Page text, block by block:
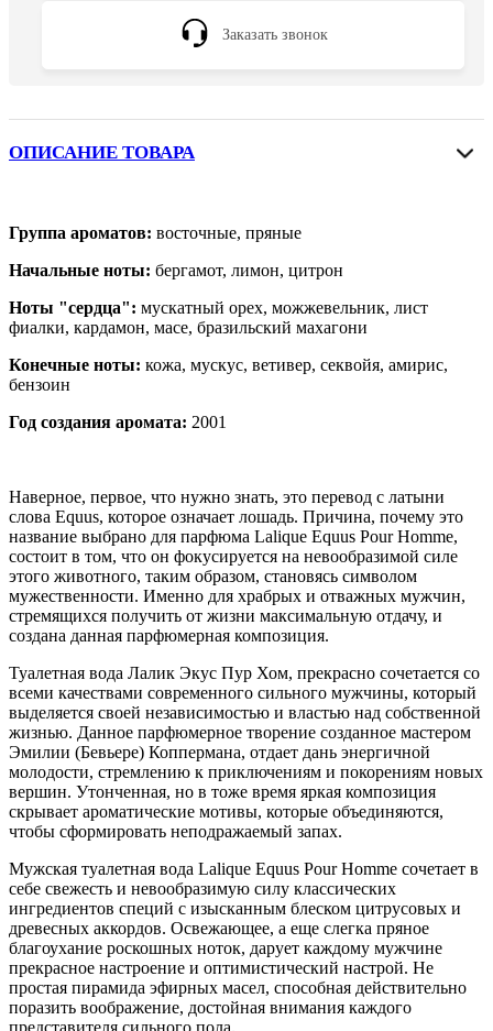
Заказать звонок
ОПИСАНИЕ ТОВАРА
Группа ароматов: восточные, пряные
Начальные ноты: бергамот, лимон, цитрон
Ноты "сердца": мускатный орех, можжевельник, лист
фиалки, кардамон, масе, бразильский махагони
Конечные ноты: кожа, мускус, ветивер, секвойя, амирис,
бензоин
Год создания аромата: 2001
Наверное, первое, что нужно знать, это перевод с латыни
слова Equus, которое означает лошадь. Причина, почему это
название выбрано для парфюма Lalique Equus Pour Homme,
состоит в том, что он фокусируется на невообразимой силе
этого животного, таким образом, становясь символом
мужественности. Именно для храбрых и отважных мужчин,
стремящихся получить от жизни максимальную отдачу, и
создана данная парфюмерная композиция.
Туалетная вода Лалик Экус Пур Хом, прекрасно сочетается со
всеми качествами современного сильного мужчины, который
выделяется своей независимостью и властью над собственной
жизнью. Данное парфюмерное творение созданное мастером
Эмилии (Бевьере) Коппермана, отдает дань энергичной
молодости, стремлению к приключениям и покорениям новых
вершин. Утонченная, но в тоже время яркая композиция
скрывает ароматические мотивы, которые объединяются,
чтобы сформировать неподражаемый запах.
Мужская туалетная вода Lalique Equus Pour Homme сочетает в
себе свежесть и невообразимую силу классических
ингредиентов специй с изысканным блеском цитрусовых и
древесных аккордов. Освежающее, а еще слегка пряное
благоухание роскошных ноток, дарует каждому мужчине
прекрасное настроение и оптимистический настрой. Не
простая пирамида эфирных масел, способная действительно
поразить воображение, достойная внимания каждого